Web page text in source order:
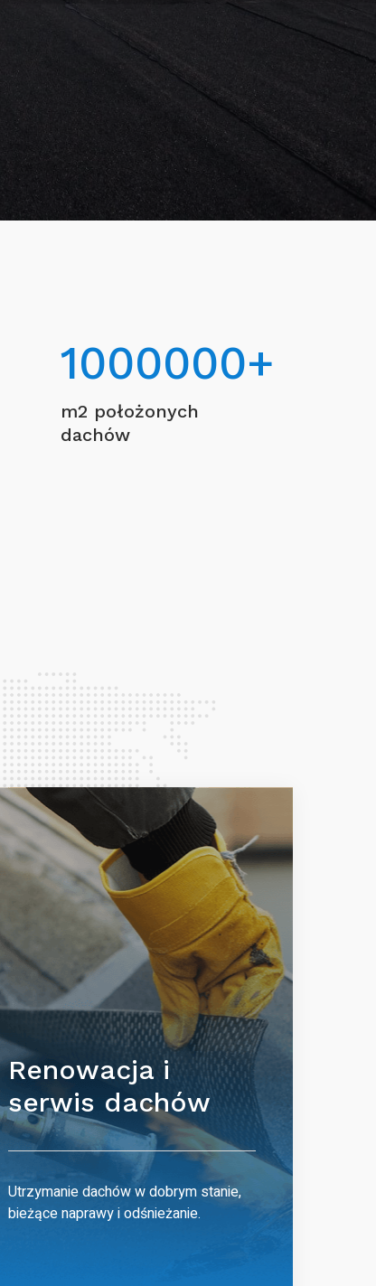
1000000+
m2 położonych
dachów
Renowacja i
serwis dachów
Utrzymanie dachów w dobrym stanie,
bieżące naprawy i odśnieżanie.